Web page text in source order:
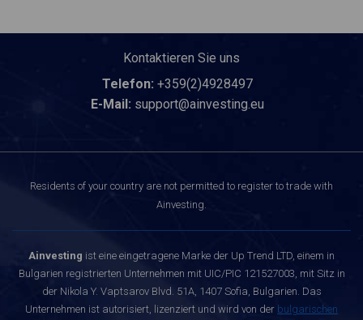
Kontaktieren Sie uns
Telefon: +359(2)4928497
E-Mail: support@ainvesting.eu
Residents of your country are not permitted to register to trade with
Ainvesting.
Ainvesting ist eine eingetragene Marke der Up Trend LTD, einem in
Bulgarien registrierten Unternehmen mit UIC/PIC 121527003, mit Sitz in
der Nikola Y. Vaptsarov Blvd. 51A, 1407 Sofia, Bulgarien. Das
Unternehmen ist autorisiert, lizenziert und wird von der bulgarischen